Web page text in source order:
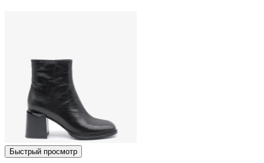
Быстрый просмотр